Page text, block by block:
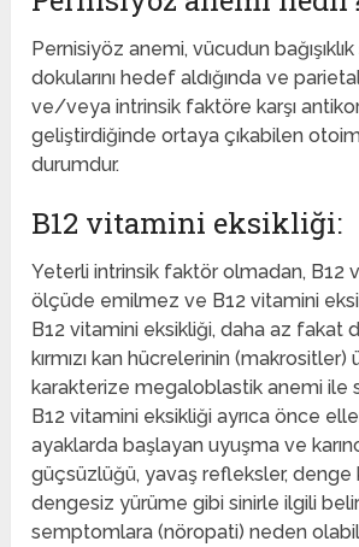
Pernisiyöz anemi, vücudun
dokularını hedef aldığında ve
ve/veya intrinsik faktöre karşı
geliştirdiğinde ortaya çıkabilen
durumdur.
B12 vitamini eksikliği:
Yeterli intrinsik faktör olmadan, B12
ölçüde emilmez ve B12 vitamini
B12 vitamini eksikliği, daha az fakat
kırmızı kan hücrelerinin (makrositler)
karakterize megaloblastik anemi ile
B12 vitamini eksikliği ayrıca önce
ayaklarda başlayan uyuşma ve
güçsüzlüğü, yavaş refleksler, denge
dengesiz yürüme gibi sinirle ilgili
semptomlara (nöropati) neden